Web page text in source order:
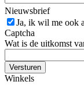
Nieuwsbrief
Ja, ik wil me ook
Captcha
Wat is de uitkomst
Winkels